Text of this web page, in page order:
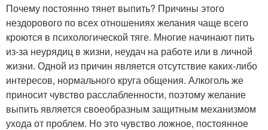
Почему постоянно тянет выпить? Причины этого
нездорового по всех отношениях желания чаще всего
кроются в психологической тяге. Многие начинают пить
из-за неурядиц в жизни, неудач на работе или в личной
жизни. Одной из причин является отсутствие каких-либо
интересов, нормального круга общения. Алкоголь же
приносит чувство расслабленности, поэтому желание
выпить является своеобразным защитным механизмом
ухода от проблем. Но это чувство ложное, постоянное